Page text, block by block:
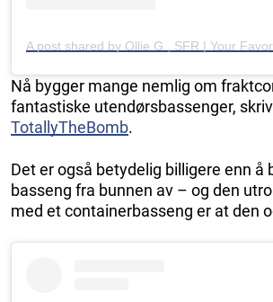
Nå bygger mange nemlig om
fantastiske utendørsbassenger,
TotallyTheBomb.
Det er også betydelig billigere enn å
basseng fra bunnen av – og den
med et containerbasseng er at den